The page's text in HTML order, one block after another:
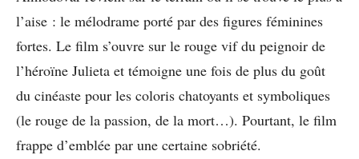
l’aise : le mélodrame porté par des figures féminines
fortes. Le film s’ouvre sur le rouge vif du peignoir de
l’héroïne Julieta et témoigne une fois de plus du goût
du cinéaste pour les coloris chatoyants et symboliques
(le rouge de la passion, de la mort…). Pourtant, le film
frappe d’emblée par une certaine sobriété.